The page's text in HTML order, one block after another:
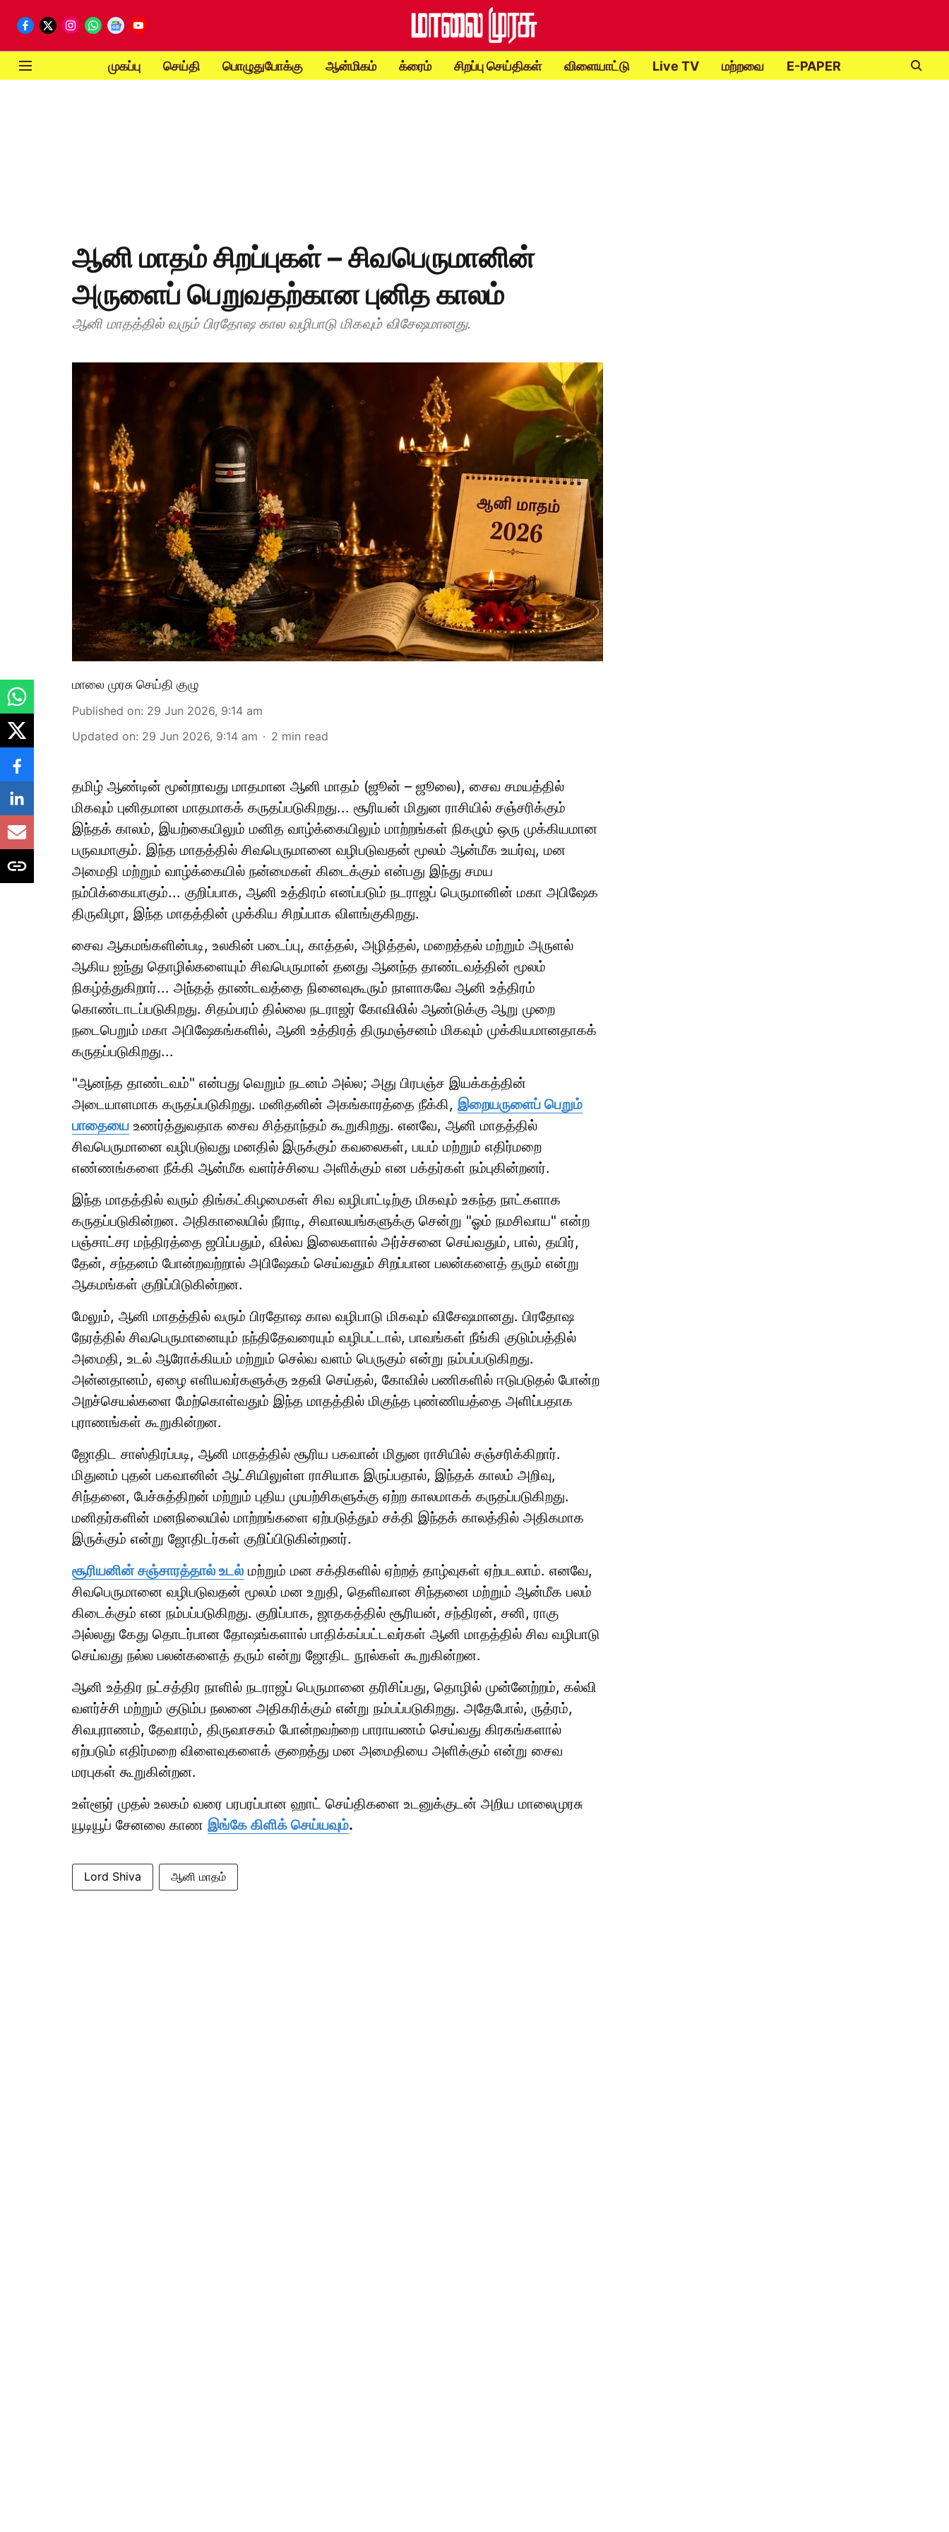
முகப்பு செய்தி பொழுதுபோக்கு ஆன்மிகம் க்ரைம் சிறப்பு செய்திகள் விளையாட்டு Live TV மற்றவை E-PAPER
ஆனி மாதம் சிறப்புகள் – சிவபெருமானின்
அருளைப் பெறுவதற்கான புனித காலம்
ஆனி மாதத்தில் வரும் பிரதோஷ கால வழிபாடு மிகவும் விசேஷமானது.
மாலை முரசு செய்தி குழு
Published on: 29 Jun 2026, 9:14 am
Updated on: 29 Jun 2026, 9:14 am 2 min read
தமிழ் ஆண்டின் மூன்றாவது மாதமான ஆனி மாதம் (ஜூன் – ஜூலை), சைவ சமயத்தில்
மிகவும் புனிதமான மாதமாகக் கருதப்படுகிறது... சூரியன் மிதுன ராசியில் சஞ்சரிக்கும்
இந்தக் காலம், இயற்கையிலும் மனித வாழ்க்கையிலும் மாற்றங்கள் நிகழும் ஒரு முக்கியமான
பருவமாகும். இந்த மாதத்தில் சிவபெருமானை வழிபடுவதன் மூலம் ஆன்மீக உயர்வு, மன
அமைதி மற்றும் வாழ்க்கையில் நன்மைகள் கிடைக்கும் என்பது இந்து சமய
நம்பிக்கையாகும்... குறிப்பாக, ஆனி உத்திரம் எனப்படும் நடராஜப் பெருமானின் மகா அபிஷேக
திருவிழா, இந்த மாதத்தின் முக்கிய சிறப்பாக விளங்குகிறது.
சைவ ஆகமங்களின்படி, உலகின் படைப்பு, காத்தல், அழித்தல், மறைத்தல் மற்றும் அருளல்
ஆகிய ஐந்து தொழில்களையும் சிவபெருமான் தனது ஆனந்த தாண்டவத்தின் மூலம்
நிகழ்த்துகிறார்... அந்தத் தாண்டவத்தை நினைவுகூரும் நாளாகவே ஆனி உத்திரம்
கொண்டாடப்படுகிறது. சிதம்பரம் தில்லை நடராஜர் கோவிலில் ஆண்டுக்கு ஆறு முறை
நடைபெறும் மகா அபிஷேகங்களில், ஆனி உத்திரத் திருமஞ்சனம் மிகவும் முக்கியமானதாகக்
கருதப்படுகிறது...
"ஆனந்த தாண்டவம்" என்பது வெறும் நடனம் அல்ல; அது பிரபஞ்ச இயக்கத்தின்
அடையாளமாக கருதப்படுகிறது. மனிதனின் அகங்காரத்தை நீக்கி, இறையருளைப் பெறும்
பாதையை உணர்த்துவதாக சைவ சித்தாந்தம் கூறுகிறது. எனவே, ஆனி மாதத்தில்
சிவபெருமானை வழிபடுவது மனதில் இருக்கும் கவலைகள், பயம் மற்றும் எதிர்மறை
எண்ணங்களை நீக்கி ஆன்மீக வளர்ச்சியை அளிக்கும் என பக்தர்கள் நம்புகின்றனர்.
இந்த மாதத்தில் வரும் திங்கட்கிழமைகள் சிவ வழிபாட்டிற்கு மிகவும் உகந்த நாட்களாக
கருதப்படுகின்றன. அதிகாலையில் நீராடி, சிவாலயங்களுக்கு சென்று "ஓம் நமசிவாய" என்ற
பஞ்சாட்சர மந்திரத்தை ஜபிப்பதும், வில்வ இலைகளால் அர்ச்சனை செய்வதும், பால், தயிர்,
தேன், சந்தனம் போன்றவற்றால் அபிஷேகம் செய்வதும் சிறப்பான பலன்களைத் தரும் என்று
ஆகமங்கள் குறிப்பிடுகின்றன.
மேலும், ஆனி மாதத்தில் வரும் பிரதோஷ கால வழிபாடு மிகவும் விசேஷமானது. பிரதோஷ
நேரத்தில் சிவபெருமானையும் நந்திதேவரையும் வழிபட்டால், பாவங்கள் நீங்கி குடும்பத்தில்
அமைதி, உடல் ஆரோக்கியம் மற்றும் செல்வ வளம் பெருகும் என்று நம்பப்படுகிறது.
அன்னதானம், ஏழை எளியவர்களுக்கு உதவி செய்தல், கோவில் பணிகளில் ஈடுபடுதல் போன்ற
அறச்செயல்களை மேற்கொள்வதும் இந்த மாதத்தில் மிகுந்த புண்ணியத்தை அளிப்பதாக
புராணங்கள் கூறுகின்றன.
ஜோதிட சாஸ்திரப்படி, ஆனி மாதத்தில் சூரிய பகவான் மிதுன ராசியில் சஞ்சரிக்கிறார்.
மிதுனம் புதன் பகவானின் ஆட்சியிலுள்ள ராசியாக இருப்பதால், இந்தக் காலம் அறிவு,
சிந்தனை, பேச்சுத்திறன் மற்றும் புதிய முயற்சிகளுக்கு ஏற்ற காலமாகக் கருதப்படுகிறது.
மனிதர்களின் மனநிலையில் மாற்றங்களை ஏற்படுத்தும் சக்தி இந்தக் காலத்தில் அதிகமாக
இருக்கும் என்று ஜோதிடர்கள் குறிப்பிடுகின்றனர்.
சூரியனின் சஞ்சாரத்தால் உடல் மற்றும் மன சக்திகளில் ஏற்றத் தாழ்வுகள் ஏற்படலாம். எனவே,
சிவபெருமானை வழிபடுவதன் மூலம் மன உறுதி, தெளிவான சிந்தனை மற்றும் ஆன்மீக பலம்
கிடைக்கும் என நம்பப்படுகிறது. குறிப்பாக, ஜாதகத்தில் சூரியன், சந்திரன், சனி, ராகு
அல்லது கேது தொடர்பான தோஷங்களால் பாதிக்கப்பட்டவர்கள் ஆனி மாதத்தில் சிவ வழிபாடு
செய்வது நல்ல பலன்களைத் தரும் என்று ஜோதிட நூல்கள் கூறுகின்றன.
ஆனி உத்திர நட்சத்திர நாளில் நடராஜப் பெருமானை தரிசிப்பது, தொழில் முன்னேற்றம், கல்வி
வளர்ச்சி மற்றும் குடும்ப நலனை அதிகரிக்கும் என்று நம்பப்படுகிறது. அதேபோல், ருத்ரம்,
சிவபுராணம், தேவாரம், திருவாசகம் போன்றவற்றை பாராயணம் செய்வது கிரகங்களால்
ஏற்படும் எதிர்மறை விளைவுகளைக் குறைத்து மன அமைதியை அளிக்கும் என்று சைவ
மரபுகள் கூறுகின்றன.
உள்ளூர் முதல் உலகம் வரை பரபரப்பான ஹாட் செய்திகளை உடனுக்குடன் அறிய மாலைமுரசு
யூடியூப் சேனலை காண இங்கே கிளிக் செய்யவும்.
Lord Shiva ஆனி மாதம்